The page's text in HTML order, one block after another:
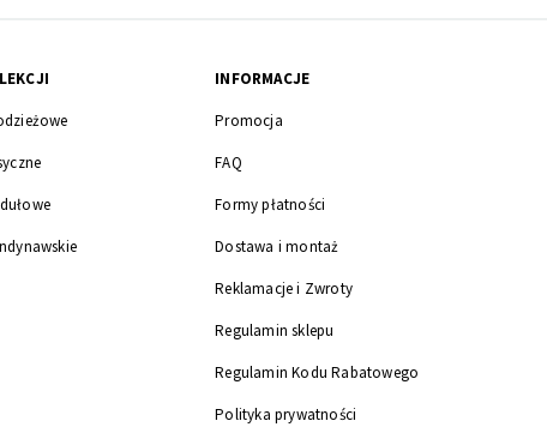
INFORMACJE
Promocja
FAQ
Formy płatności
Dostawa i montaż
Reklamacje i Zwroty
Regulamin sklepu
Regulamin Kodu Rabatowego
Polityka prywatności